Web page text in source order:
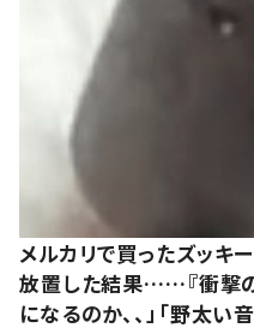
メルカリで買ったズッキ
放置した結果……『衝撃
になるのか、、」「野太い音